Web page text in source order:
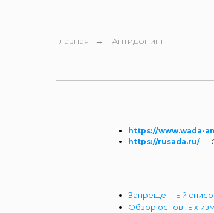
Главная → Антидопинг
https://www.wada-
https://rusada.ru/ —
Запрещенный
Обзор основных